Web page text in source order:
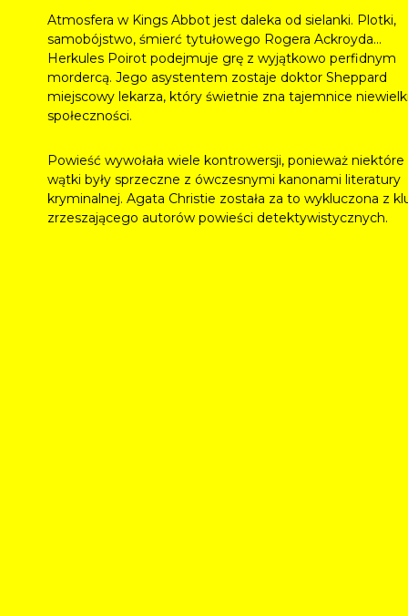
Atmosfera w Kings Abbot jest daleka od sielanki. Plotki,
samobójstwo, śmierć tytułowego Rogera Ackroyda...
Herkules Poirot podejmuje grę z wyjątkowo perfidnym
mordercą. Jego asystentem zostaje doktor Sheppard
miejscowy lekarza, który świetnie zna tajemnice
społeczności.
Powieść wywołała wiele kontrowersji, ponieważ niektóre
wątki były sprzeczne z ówczesnymi kanonami literatury
kryminalnej. Agata Christie została za to wykluczona z
zrzeszającego autorów powieści detektywistycznych.